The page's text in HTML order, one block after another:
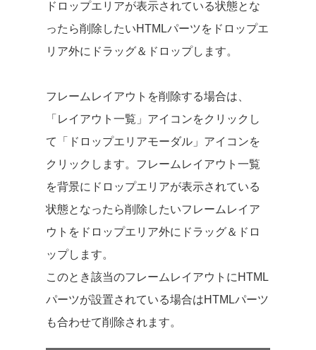
ドロップエリアが表示されている状態とな
ったら削除したいHTMLパーツをドロップエ
リア外にドラッグ＆ドロップします。
フレームレイアウトを削除する場合は、
「レイアウト一覧」アイコンをクリックし
て「ドロップエリアモーダル」アイコンを
クリックします。フレームレイアウト一覧
を背景にドロップエリアが表示されている
状態となったら削除したいフレームレイア
ウトをドロップエリア外にドラッグ＆ドロ
ップします。
このとき該当のフレームレイアウトにHTML
パーツが設置されている場合はHTMLパーツ
も合わせて削除されます。